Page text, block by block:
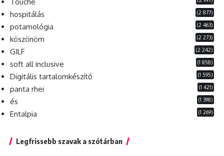
hospitálás (2 877)
potamológia (2 463)
köszönöm (2 273)
GILF (2 242)
soft all inclusive (1 858)
Digitális tartalomkészítő (1 595)
panta rhei (1 421)
és (1 398)
Entalpia (1 269)
Legfrissebb szavak a szótárban